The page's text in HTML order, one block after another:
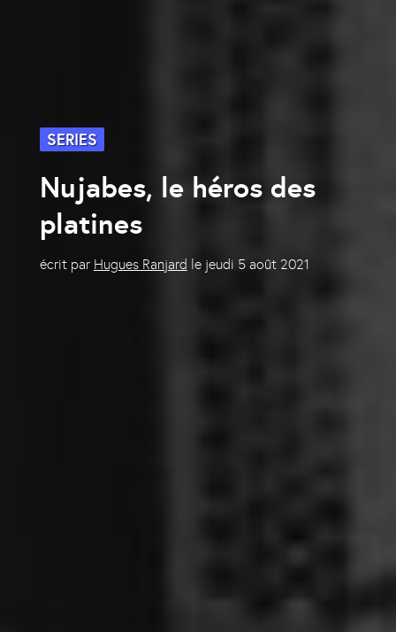
SERIES
Nujabes, le héros des
platines
écrit par Hugues Ranjard le jeudi 5 août 2021